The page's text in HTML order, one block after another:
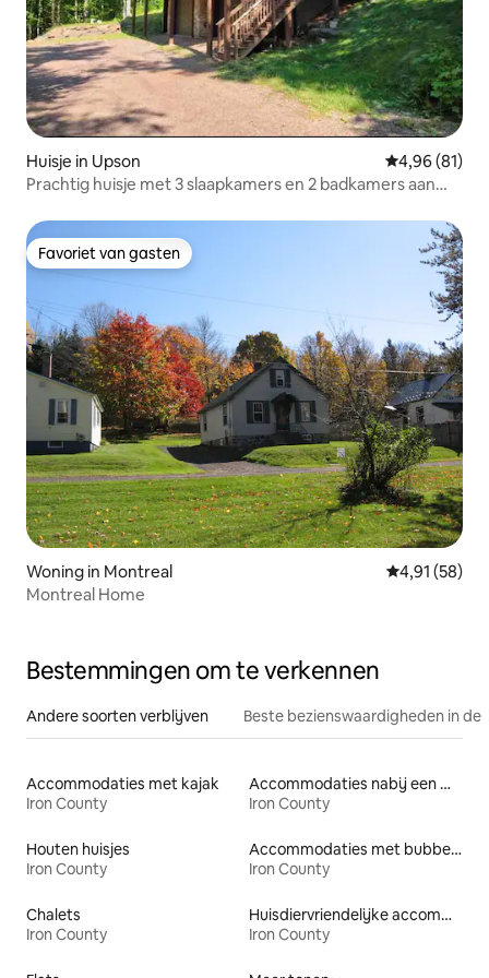
Huisje in Upson Gemiddelde
4,96 (81)
Prachtig huisje met 3 slaapkamers en 2 badkamers aan
Favoriet van gasten
Favoriet van gasten
Woning in Montreal Gemiddelde
4,91 (58)
Montreal Home
Bestemmingen om te verkennen
Andere soorten verblijven Beste bezienswaardigheden in de
Accommodaties met kajak
Iron County
Accommodaties nabij een meer
Iron County
Houten huisjes
Iron County
Accommodaties met bubbelbad
Iron County
Chalets
Iron County
Huisdiervriendelijke accommodaties
Iron County